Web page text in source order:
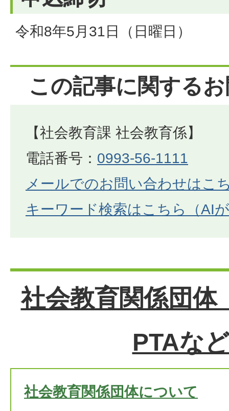
令和8年5月31日（日曜日）
この記事に関する
【社会教育課 社会教育係】
電話番号： 0993-56-1111
メールでのお問い合わせはこ
キーワード検索はこちら（AI
社会教育関係団体
PTAな
社会教育関係団体について